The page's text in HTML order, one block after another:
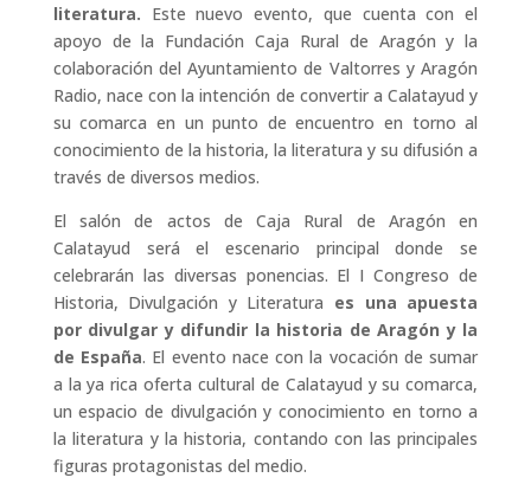
literatura. Este nuevo evento, que cuenta con el
apoyo de la Fundación Caja Rural de Aragón y la
colaboración del Ayuntamiento de Valtorres y Aragón
Radio, nace con la intención de convertir a Calatayud y
su comarca en un punto de encuentro en torno al
conocimiento de la historia, la literatura y su difusión a
través de diversos medios.
El salón de actos de Caja Rural de Aragón en
Calatayud será el escenario principal donde se
celebrarán las diversas ponencias. El I Congreso de
Historia, Divulgación y Literatura es una apuesta
por divulgar y difundir la historia de Aragón y la
de España. El evento nace con la vocación de sumar
a la ya rica oferta cultural de Calatayud y su comarca,
un espacio de divulgación y conocimiento en torno a
la literatura y la historia, contando con las principales
figuras protagonistas del medio.